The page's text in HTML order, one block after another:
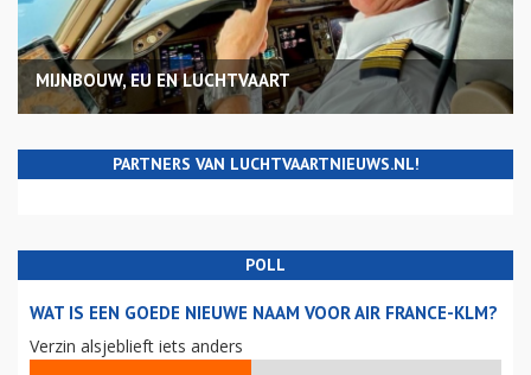
MIJNBOUW, EU EN LUCHTVAART
PARTNERS VAN LUCHTVAARTNIEUWS.NL!
POLL
WAT IS EEN GOEDE NIEUWE NAAM VOOR AIR FRANCE-KLM?
Verzin alsjeblieft iets anders